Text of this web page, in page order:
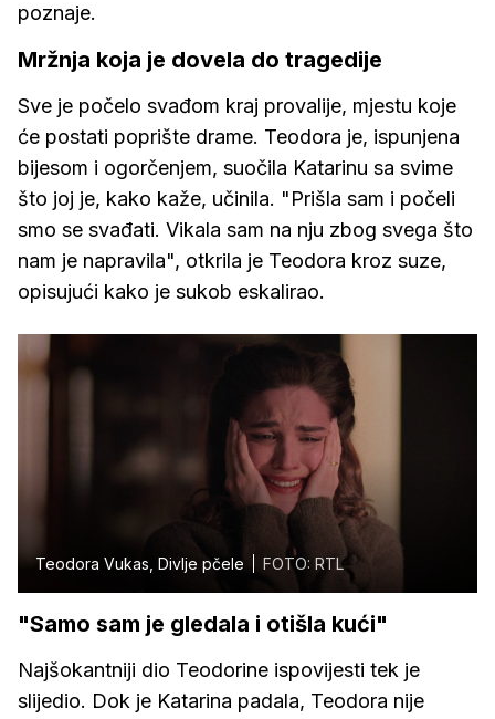
poznaje.
Mržnja koja je dovela do tragedije
Sve je počelo svađom kraj provalije, mjestu koje
će postati poprište drame. Teodora je, ispunjena
bijesom i ogorčenjem, suočila Katarinu sa svime
što joj je, kako kaže, učinila. "Prišla sam i počeli
smo se svađati. Vikala sam na nju zbog svega što
nam je napravila", otkrila je Teodora kroz suze,
opisujući kako je sukob eskalirao.
Teodora Vukas, Divlje pčele FOTO: RTL
"Samo sam je gledala i otišla kući"
Najšokantniji dio Teodorine ispovijesti tek je
slijedio. Dok je Katarina padala, Teodora nije